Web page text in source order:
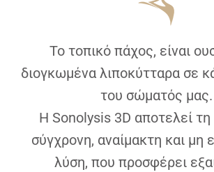
Το τοπικό πάχος, είναι
διογκωμένα λιποκύτταρα σε
του σώματός μας.
Η Sonolysis 3D αποτελεί τη
σύγχρονη, αναίμακτη και μη
λύση, που προσφέρει